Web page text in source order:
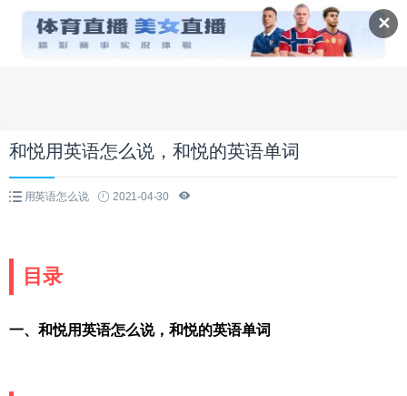
✕
和悦用英语怎么说，和悦的英语单词
用英语怎么说 2021-04-30
目录
一、和悦用英语怎么说，和悦的英语单词